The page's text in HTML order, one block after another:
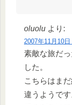
oluolu より:
2007年11月10
素敵な旅だ
した。
こちらはま
違うようで